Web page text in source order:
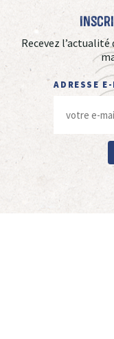
Recevez
ADRESSE